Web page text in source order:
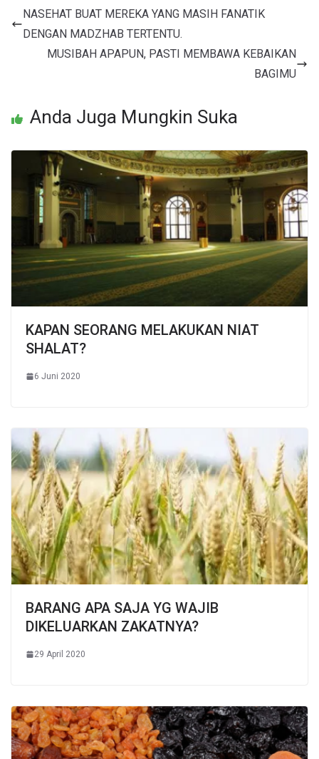
NASEHAT BUAT MEREKA YANG MASIH FANATIK
DENGAN MADZHAB TERTENTU.
MUSIBAH APAPUN, PASTI MEMBAWA KEBAIKAN
BAGIMU
Anda Juga Mungkin Suka
KAPAN SEORANG MELAKUKAN NIAT
SHALAT?
6 Juni 2020
BARANG APA SAJA YG WAJIB
DIKELUARKAN ZAKATNYA?
29 April 2020